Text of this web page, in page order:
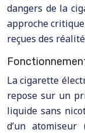
dangers de la
approche
reçues des
La cigarette
repose sur un
liquide sans
d’un